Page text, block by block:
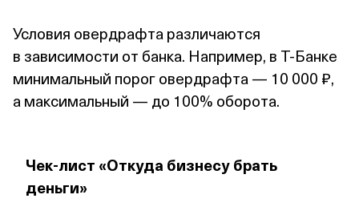
Условия овердрафта различаются
в зависимости от банка. Например, в Т⁠-⁠Банке
минимальный порог овердрафта — 10 000 ₽,
а максимальный — до 100% оборота.
Чек‑лист «Откуда бизнесу брать
деньги»